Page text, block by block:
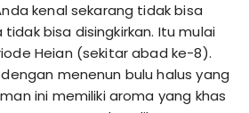
kenal sekarang tidak bisa
bisa disingkirkan. Itu mulai
Heian (sekitar abad ke-8).
menenun bulu halus yang
ini memiliki aroma yang khas